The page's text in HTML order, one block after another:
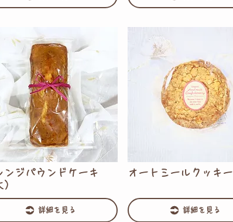
ンジパウンドケーキ
）
詳細を見る
オートミールクッキー
詳細を見る